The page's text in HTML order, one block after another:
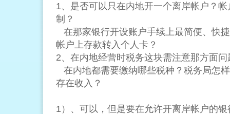
1、是否可以只在内地开一个离岸帐户？
制？
在那家银行开设账户手续上最简便、快
帐户上存款转入个人卡？
2、在内地经营时税务这块需注意那方面问
在内地都需要缴纳哪些税种？税务局怎
存在收入？
1）、可以，但是要在允许开离岸帐户的